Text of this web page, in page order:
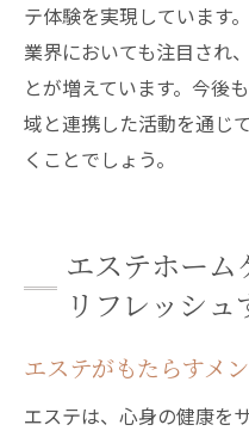
テ体験を実現しています
業界においても注目され
とが増えています。今後
域と連携した活動を通じ
くことでしょう。
エステホーム
リフレッシ
エステがもたらすメ
エステは、心身の健康を